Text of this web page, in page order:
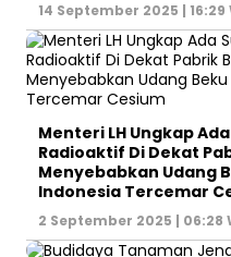
14 September 2025 | 16:29
Menteri LH Ungkap
Radioaktif Di Dekat
Menyebabkan Udang
Indonesia Tercemar
2 September 2025 | 06:28